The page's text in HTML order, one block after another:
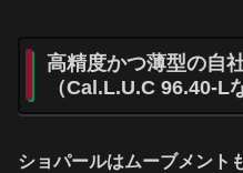
高精度かつ薄型の自
（Cal.L.U.C 96.40-L
ショパールはムーブメント